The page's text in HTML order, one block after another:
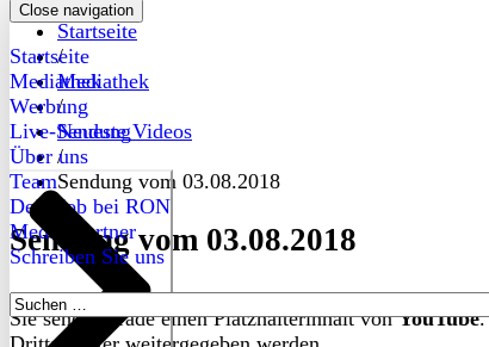
Close navigation
Startseite
Mediathek
Werbung
Live-Sendung
Über uns
Team
Dein Job bei RON
Medienpartner
Schreiben Sie uns
Suchen
nach:
Startseite
/
Mediathek
/
Neueste Videos
/
Sendung vom 03.08.2018
Sendung vom 03.08.2018
Sie sehen gerade einen Platzhalterinhalt vonYouTube.